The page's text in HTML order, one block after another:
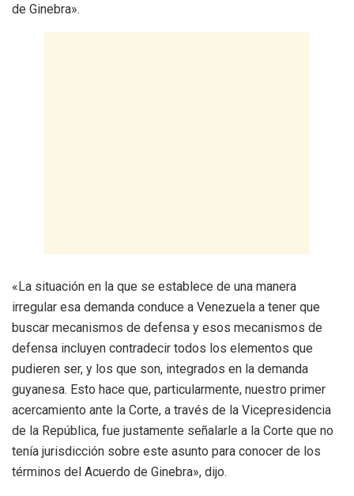
de Ginebra».
«La situación en la que se establece de una manera
irregular esa demanda conduce a Venezuela a tener que
buscar mecanismos de defensa y esos mecanismos de
defensa incluyen contradecir todos los elementos que
pudieren ser, y los que son, integrados en la demanda
guyanesa. Esto hace que, particularmente, nuestro primer
acercamiento ante la Corte, a través de la Vicepresidencia
de la República, fue justamente señalarle a la Corte que no
tenía jurisdicción sobre este asunto para conocer de los
términos del Acuerdo de Ginebra», dijo.